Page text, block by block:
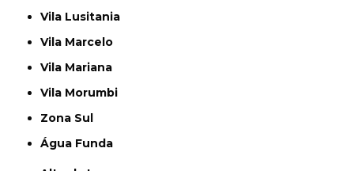
Vila Lusitania
Vila Marcelo
Vila Mariana
Vila Morumbi
Zona Sul
Água Funda